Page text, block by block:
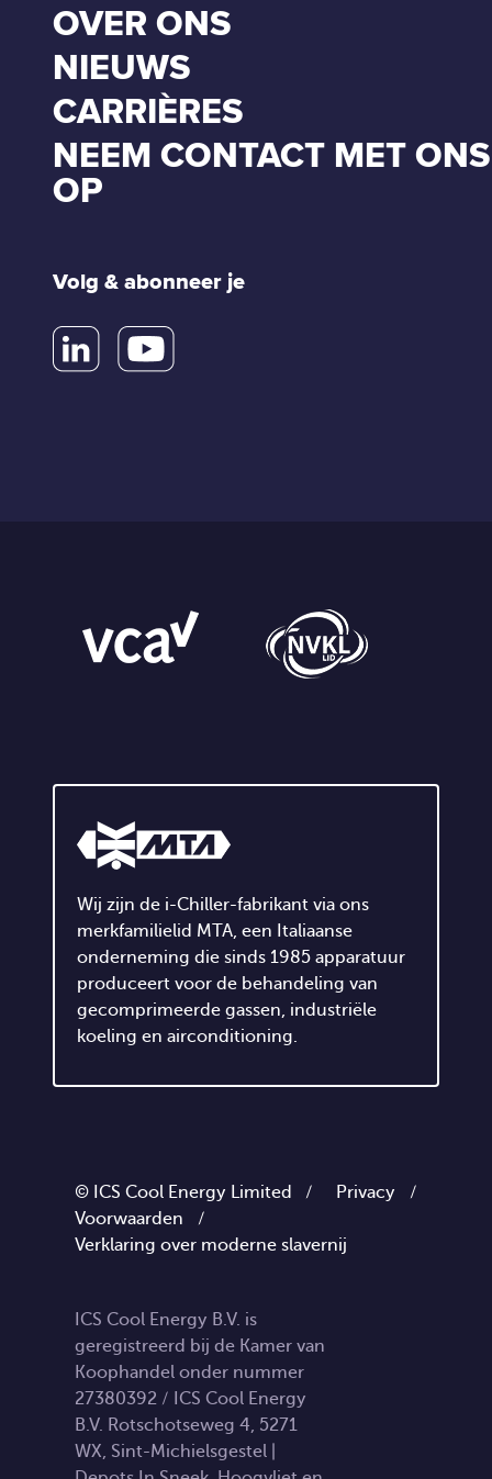
OVER ONS
NIEUWS
CARRIÈRES
NEEM CONTACT MET ONS
OP
Volg & abonneer je
Wij zijn de i-Chiller-fabrikant via ons
merkfamilielid MTA, een Italiaanse
onderneming die sinds 1985 apparatuur
produceert voor de behandeling van
gecomprimeerde gassen, industriële
koeling en airconditioning.
© ICS Cool Energy Limited / Privacy
/
Voorwaarden
/
Verklaring over moderne slavernij
ICS Cool Energy B.V. is
geregistreerd bij de Kamer van
Koophandel onder nummer
27380392 / ICS Cool Energy
B.V. Rotschotseweg 4, 5271
WX, Sint-Michielsgestel |